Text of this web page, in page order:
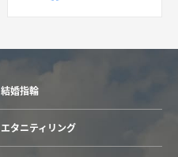
結婚指輪
エタニティリング